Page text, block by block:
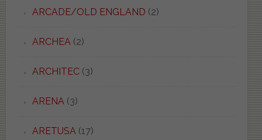
ARCADE/OLD ENGLAND (2)
ARCHEA(2)
ARCHITEC(3)
ARENA(3)
ARETUSA(17)